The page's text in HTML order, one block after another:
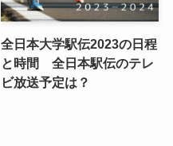
全日本大学駅伝2023の日程
と時間 全日本駅伝のテレ
ビ放送予定は？